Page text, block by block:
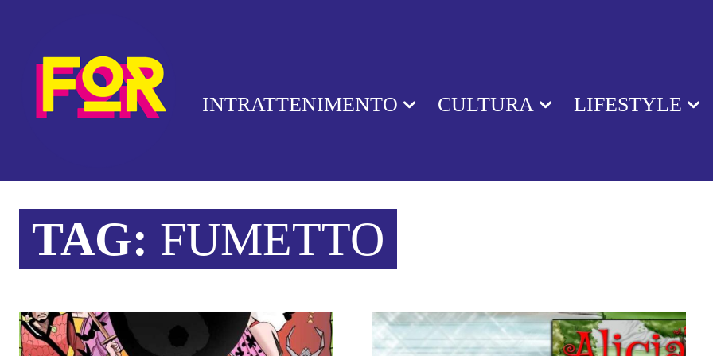
INTRATTENIMENTO CULTURA LIFESTYLE
TAG: FUMETTO